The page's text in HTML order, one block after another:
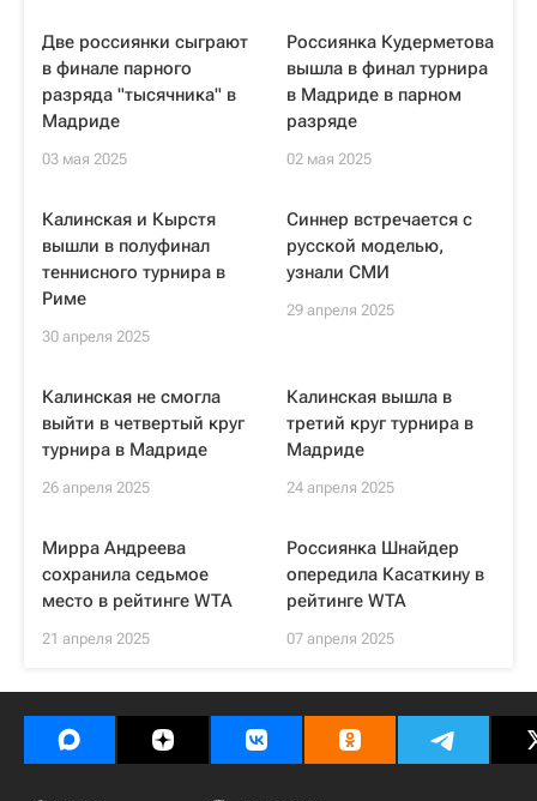
Две россиянки сыграют
в финале парного
разряда "тысячника" в
Мадриде
03 мая 2025
Россиянка Кудерметова
вышла в финал турнира
в Мадриде в парном
разряде
02 мая 2025
Калинская и Кырстя
вышли в полуфинал
теннисного турнира в
Риме
30 апреля 2025
Синнер встречается с
русской моделью,
узнали СМИ
29 апреля 2025
Калинская не смогла
выйти в четвертый круг
турнира в Мадриде
26 апреля 2025
Калинская вышла в
третий круг турнира в
Мадриде
24 апреля 2025
Мирра Андреева
сохранила седьмое
место в рейтинге WTA
21 апреля 2025
Россиянка Шнайдер
опередила Касаткину в
рейтинге WTA
07 апреля 2025